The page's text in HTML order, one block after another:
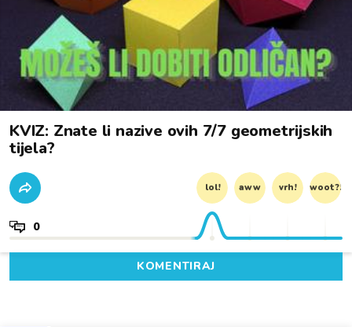
KVIZ: Znate li nazive ovih 7/7 geometrijskih
tijela?
lol! aww vrh! woot?!
0
KOMENTIRAJ